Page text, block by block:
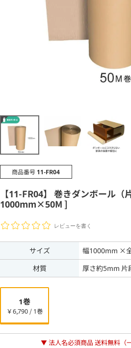
商品番号 11-FR04
【11-FR04】 巻きダンボール（
1000mm×50M ]
レビューを書く
サイズ
幅1000mm ×
材質
厚さ約5mm 片
1巻
￥6,790 / 1巻
▼ 法人名必須商品 送料無料（